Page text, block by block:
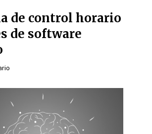
de control horario
de software